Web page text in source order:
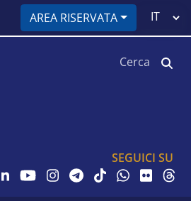
AREA RISERVATA
Select
SEGUICI SU